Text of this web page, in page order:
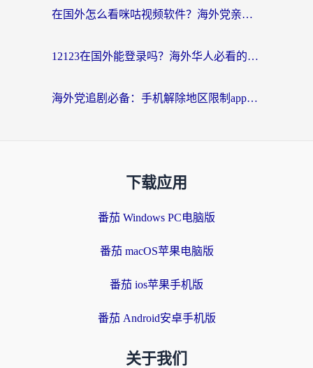
在国外怎么看咪咕视频软件？海外党亲测有效的回国加速方案
12123在国外能登录吗？海外华人必看的回国加速实用指南
海外党追剧必备：手机解除地区限制app怎么选？解决央视视频&国内剧地区限制全指南
下载应用
番茄 Windows PC电脑版
番茄 macOS苹果电脑版
番茄 ios苹果手机版
番茄 Android安卓手机版
关于我们